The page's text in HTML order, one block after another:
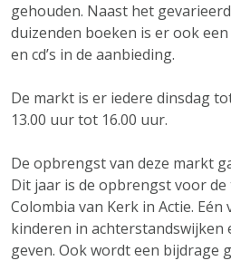
gehouden. Naast het
duizenden boeken is er ook
en cd’s in de aanbieding.
De markt is er iedere dinsdag
13.00 uur tot 16.00 uur.
De opbrengst van deze markt
Dit jaar is de opbrengst voor
Colombia van Kerk in Actie.
kinderen in
geven. Ook wordt een bijdrage